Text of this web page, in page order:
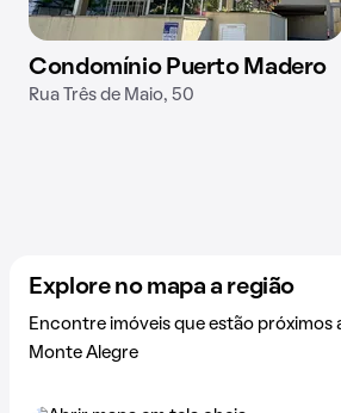
Condomínio Puerto Madero
Rua Três de Maio, 50
Explore no mapa a região
Encontre imóveis que estão próximos
Monte Alegre